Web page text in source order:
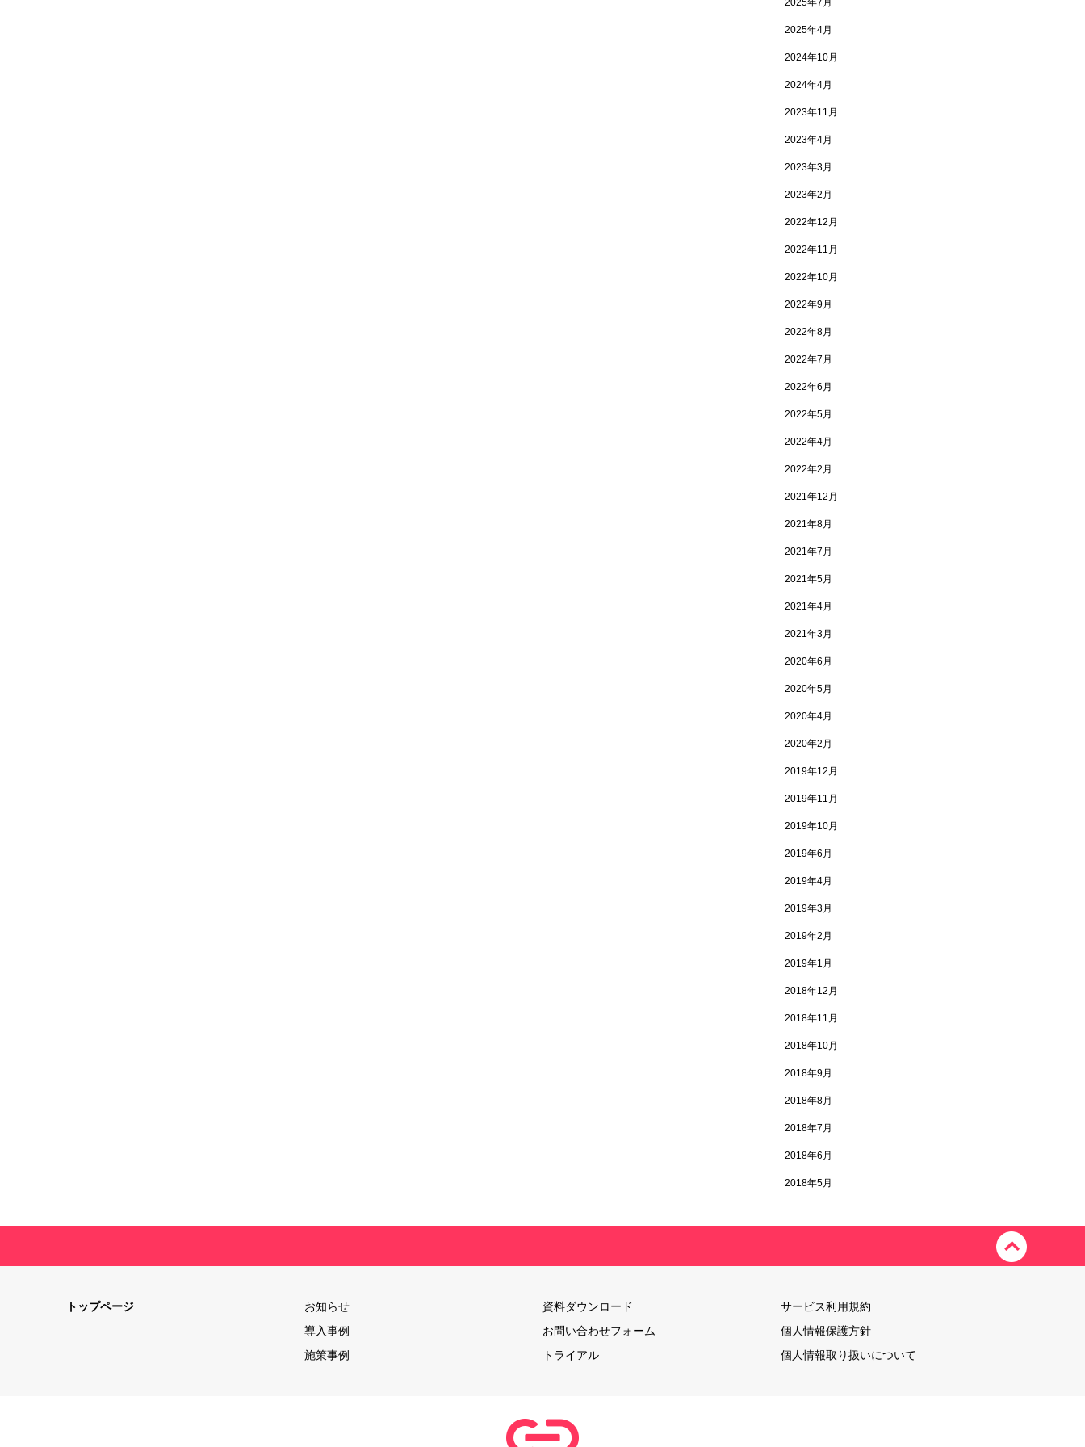
2025年7月
2025年4月
2024年10月
2024年4月
2023年11月
2023年4月
2023年3月
2023年2月
2022年12月
2022年11月
2022年10月
2022年9月
2022年8月
2022年7月
2022年6月
2022年5月
2022年4月
2022年2月
2021年12月
2021年8月
2021年7月
2021年5月
2021年4月
2021年3月
2020年6月
2020年5月
2020年4月
2020年2月
2019年12月
2019年11月
2019年10月
2019年6月
2019年4月
2019年3月
2019年2月
2019年1月
2018年12月
2018年11月
2018年10月
2018年9月
2018年8月
2018年7月
2018年6月
2018年5月
トップページ
お知らせ
導入事例
施策事例
資料ダウンロード
お問い合わせフォーム
トライアル
サービス利用規約
個人情報保護方針
個人情報取り扱いについて